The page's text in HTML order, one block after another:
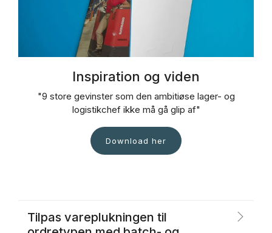
Inspiration og viden
"9 store gevinster som den ambitiøse lager- og
logistikchef ikke må gå glip af"
Download her
Tilpas vareplukningen til